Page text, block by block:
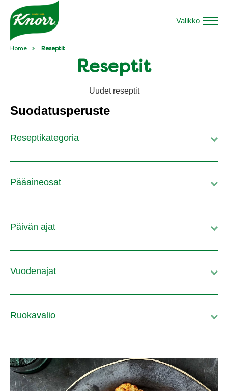
Valikko
Home Reseptit
Reseptit
Uudet reseptit
Suodatusperuste
Reseptikategoria
Pääaineosat
Päivän ajat
Vuodenajat
Ruokavalio